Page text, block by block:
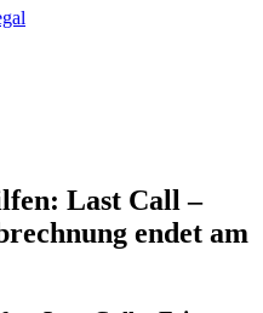
Last Call –
endet am